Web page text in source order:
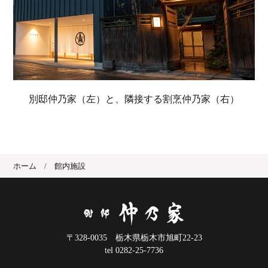
別邸仲乃家（左）と、隣接する割烹仲乃家（右）
ホーム 館内施設
〒328-0035 栃木県栃木市旭町22-23
tel 0282-25-7736